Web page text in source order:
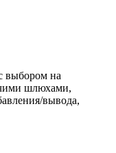
выбором на
шлюхами,
вывода,